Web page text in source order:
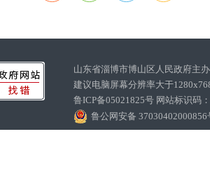
山东省淄博市博山区人民政府
建议电脑屏幕分辨率大于
鲁ICP备05021825号 网站标识码
鲁公网安备 37030402000856